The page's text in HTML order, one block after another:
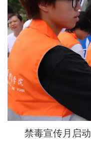
禁毒宣传月启